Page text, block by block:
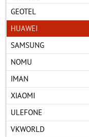
GEOTEL
HUAWEI
SAMSUNG
NOMU
IMAN
XIAOMI
ULEFONE
VKWORLD